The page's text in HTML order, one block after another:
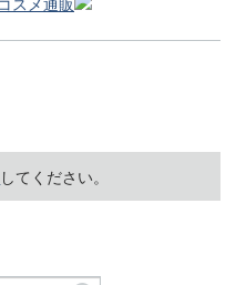
してください。